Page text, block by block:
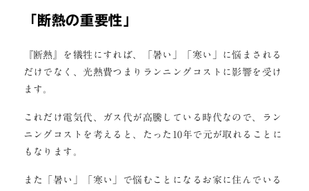
「 断熱の重要性 」
『断熱』を犠牲にすれば、「暑い」「寒い」に悩まされる
だけでなく、光熱費つまりランニングコストに影響を受け
ます。
これだけ電気代、ガス代が高騰している時代なので、ラン
ニングコストを考えると、たった10年で元が取れることに
もなります。
また「暑い」「寒い」で悩むことになるお家に住んでいる